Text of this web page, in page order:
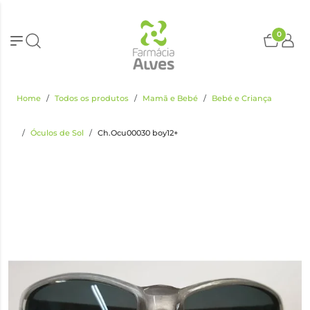
0
Home Todos os produtos Mamã e Bebé Bebé e Criança
Óculos de Sol Ch.Ocu00030 boy12+